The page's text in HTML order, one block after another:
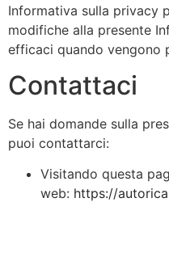
Informativa sulla privacy
modifiche alla presente
efficaci quando vengono
Contattaci
Se hai domande sulla
puoi contattarci:
Visitando questa
web: https://